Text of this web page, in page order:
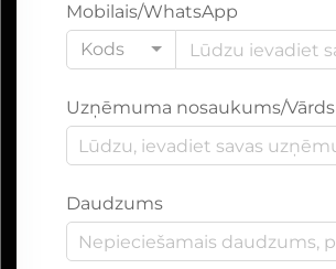
Mobilais/WhatsApp
Kods
Uzņēmuma nosaukums/Vārds
Daudzums